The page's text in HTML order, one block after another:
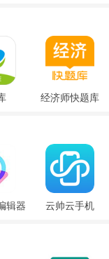
经济师快题库
辑器 云帅云手机